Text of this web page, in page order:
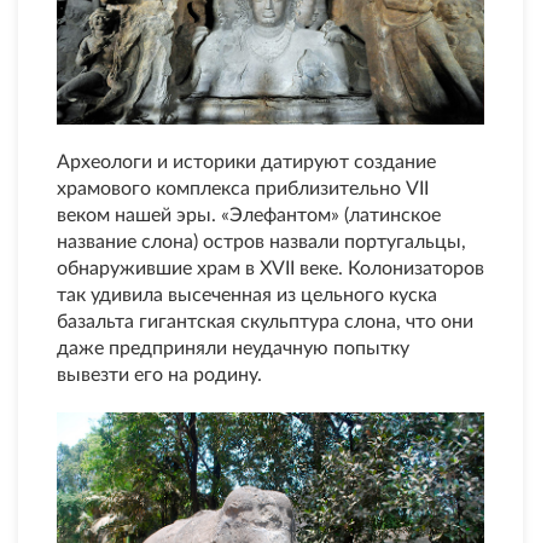
Археологи и историки датируют создание
храмового комплекса приблизительно VII
веком нашей эры. «Элефантом» (латинское
название слона) остров назвали португальцы,
обнаружившие храм в XVII веке. Колонизаторов
так удивила высеченная из цельного куска
базальта гигантская скульптура слона, что они
даже предприняли неудачную попытку
вывезти его на родину.